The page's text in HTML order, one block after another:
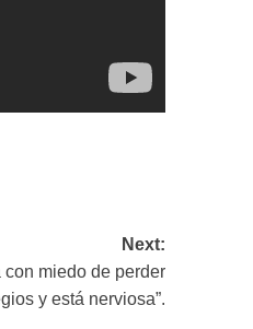
Next:
con miedo de perder
y está nerviosa”.